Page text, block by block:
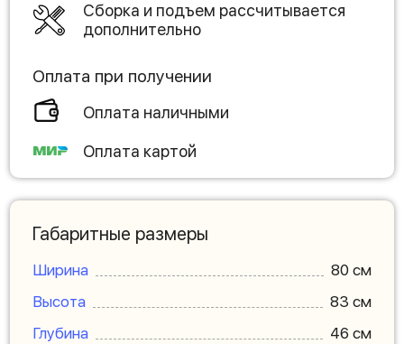
Сборка и подъем рассчитывается
дополнительно
Оплата при получении
Оплата наличными
Оплата картой
Габаритные размеры
Ширина
80 см
Высота
83 см
Глубина
46 см